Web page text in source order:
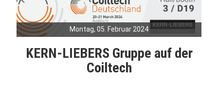
Montag, 05. Februar 2024
KERN-LIEBERS Gruppe auf der
Coiltech